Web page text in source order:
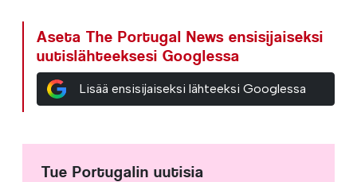
Aseta The Portugal News ensisijaiseksi
uutislähteeksesi Googlessa
Lisää ensisijaiseksi lähteeksi Googlessa
Tue Portugalin uutisia